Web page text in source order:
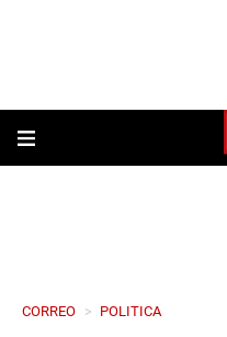
CORREO > POLITICA